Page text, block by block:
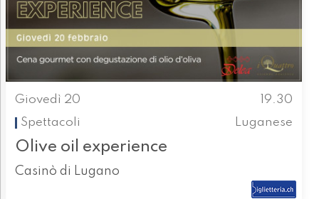
Giovedì 20
19.30
Spettacoli
Luganese
Olive oil experience
Casinò di Lugano